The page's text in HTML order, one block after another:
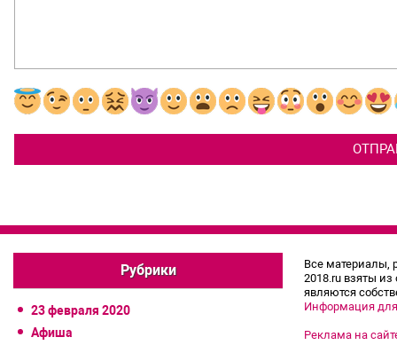
Рубрики
23 февраля 2020
Афиша
Все материалы,
2018.ru взяты
являются
Информация
Реклама на